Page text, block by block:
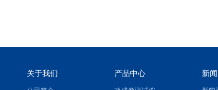
关于我们 产品中心 新